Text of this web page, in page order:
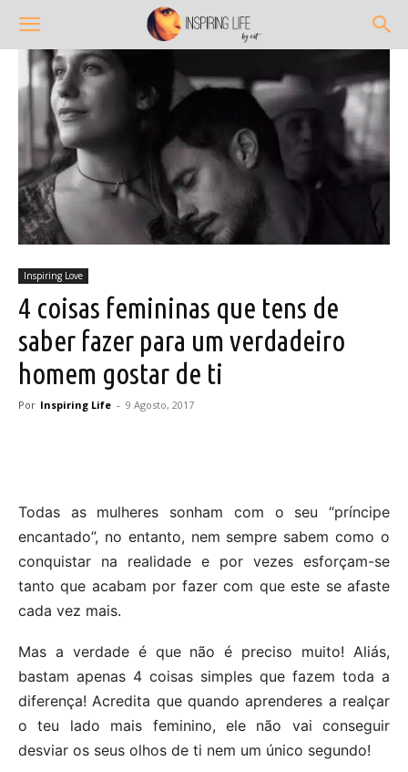
Inspiring Love
4 coisas femininas que tens de
saber fazer para um verdadeiro
homem gostar de ti
Por Inspiring Life - 9 Agosto, 2017
Todas as mulheres sonham com o seu “príncipe
encantado”, no entanto, nem sempre sabem como o
conquistar na realidade e por vezes esforçam-se
tanto que acabam por fazer com que este se afaste
cada vez mais.
Mas a verdade é que não é preciso muito! Aliás,
bastam apenas 4 coisas simples que fazem toda a
diferença! Acredita que quando aprenderes a realçar
o teu lado mais feminino, ele não vai conseguir
desviar os seus olhos de ti nem um único segundo!